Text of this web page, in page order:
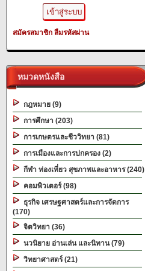
สมัครสมาชิก ลืมรหัสผ่าน
หมวดหนังสือ
กฎหมาย (9)
การศึกษา (203)
การเกษตรและชีววิทยา (81)
การเมืองและการปกครอง (2)
กีฬา ท่องเที่ยว สุขภาพและอาหาร (240)
คอมพิวเตอร์ (98)
ธุรกิจ เศรษฐศาสตร์และการจัดการ
(170)
จิตวิทยา (36)
นวนิยาย อ่านเล่น และนิทาน (79)
วิทยาศาสตร์ (21)